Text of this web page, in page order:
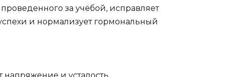
за учёбой, исправляет
и нормализует гормональный